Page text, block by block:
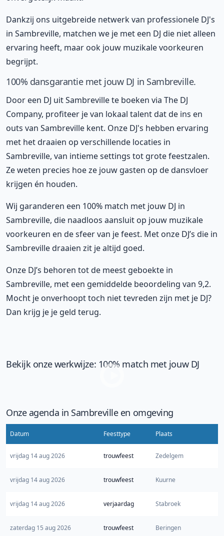
Dankzij ons uitgebreide netwerk van professionele DJ's
in Sambreville, matchen we je met een DJ die niet alleen
ervaring heeft, maar ook jouw muzikale voorkeuren
begrijpt.
100% dansgarantie met jouw DJ in Sambreville.
Door een DJ uit Sambreville te boeken via The DJ
Company, profiteer je van lokaal talent dat de ins en
outs van Sambreville kent. Onze DJ's hebben ervaring
met het draaien op verschillende locaties in
Sambreville, van intieme settings tot grote feestzalen.
Ze weten precies hoe ze jouw gasten op de dansvloer
krijgen én houden.
Wij garanderen een 100% match met jouw DJ in
Sambreville, die naadloos aansluit op jouw muzikale
voorkeuren en de sfeer van je feest. Met onze DJ’s die in
Sambreville draaien zit je altijd goed.
Onze DJ’s behoren tot de meest geboekte in
Sambreville, met een gemiddelde beoordeling van 9,2.
Mocht je onverhoopt toch niet tevreden zijn met je DJ?
Dan krijg je je geld terug.
Bekijk onze werkwijze: 100% match met jouw DJ
Onze agenda in Sambreville en omgeving
Datum Feesttype Plaats
vrijdag 14 aug 2026 trouwfeest Zedelgem
vrijdag 14 aug 2026 trouwfeest Kuurne
vrijdag 14 aug 2026 verjaardag Stabroek
zaterdag 15 aug 2026 trouwfeest Beringen